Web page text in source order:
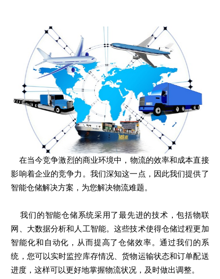
在当今竞争激烈的商业环境中，物流的效率和成本直接
影响着企业的竞争力。我们深知这一点，因此我们提供了
智能仓储解决方案，为您解决物流难题。
我们的智能仓储系统采用了最先进的技术，包括物联
网、大数据分析和人工智能。这些技术使得仓储过程更加
智能化和自动化，从而提高了仓储效率。通过我们的系
统，您可以实时监控库存情况、货物运输状态和订单配送
进度，这样可以更好地掌握物流状况，及时做出调整。